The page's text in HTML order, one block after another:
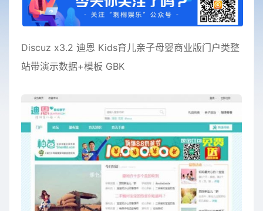
Discuz x3.2 迪恩 Kids育儿亲子母婴商业版门户类整
站带演示数据+模板 GBK